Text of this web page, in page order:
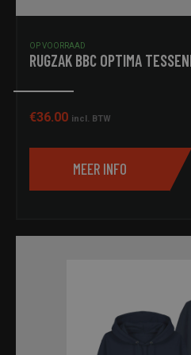
OP VOORRAAD
RUGZAK BBC OPTIMA
€36.00 incl. BTW
MEER INFO